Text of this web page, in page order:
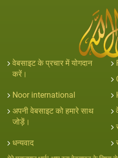
वेबसाइट के प्रचार में योगदान
करें।
Noor international
अपनी वेबसाइट को हमारे साथ
जोड़ें।
धन्यवाद